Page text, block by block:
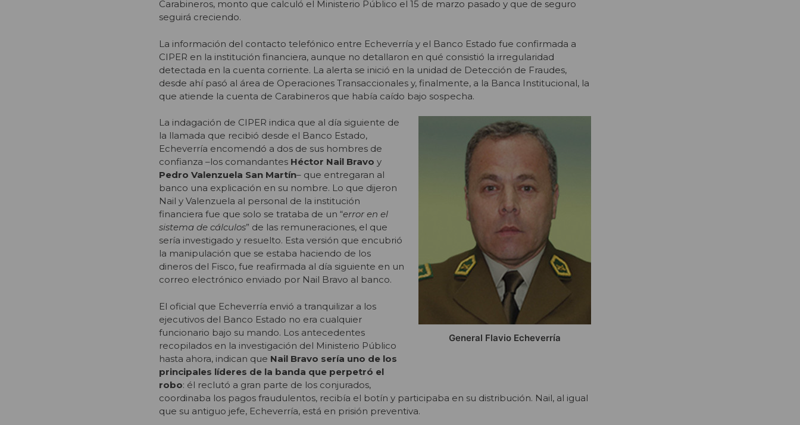
Carabineros, monto que calculó el Ministerio Público el 15 de marzo pasado y que de seguro
seguirá creciendo.
La información del contacto telefónico entre Echeverría y el Banco Estado fue confirmada a
CIPER en la institución financiera, aunque no detallaron en qué consistió la irregularidad
detectada en la cuenta corriente. La alerta se inició en la unidad de Detección de Fraudes,
desde ahí pasó al área de Operaciones Transaccionales y, finalmente, a la Banca Institucional, la
que atiende la cuenta de Carabineros que había caído bajo sospecha.
General Flavio Echeverría
La indagación de CIPER indica que al día siguiente de
la llamada que recibió desde el Banco Estado,
Echeverría encomendó a dos de sus hombres de
confianza –los comandantes Héctor Nail Bravo y
Pedro Valenzuela San Martín­– que entregaran al
banco una explicación en su nombre. Lo que dijeron
Nail y Valenzuela al personal de la institución
financiera fue que solo se trataba de un “error en el
sistema de cálculos” de las remuneraciones, el que
sería investigado y resuelto. Esta versión que encubrió
la manipulación que se estaba haciendo de los
dineros del Fisco, fue reafirmada al día siguiente en un
correo electrónico enviado por Nail Bravo al banco.
El oficial que Echeverría envió a tranquilizar a los
ejecutivos del Banco Estado no era cualquier
funcionario bajo su mando. Los antecedentes
recopilados en la investigación del Ministerio Público
hasta ahora, indican que Nail Bravo sería uno de los
principales líderes de la banda que perpetró el
robo: él reclutó a gran parte de los conjurados,
coordinaba los pagos fraudulentos, recibía el botín y participaba en su distribución. Nail, al igual
que su antiguo jefe, Echeverría, está en prisión preventiva.